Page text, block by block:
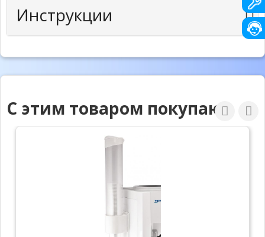
Инструкции
С этим товаром покупают